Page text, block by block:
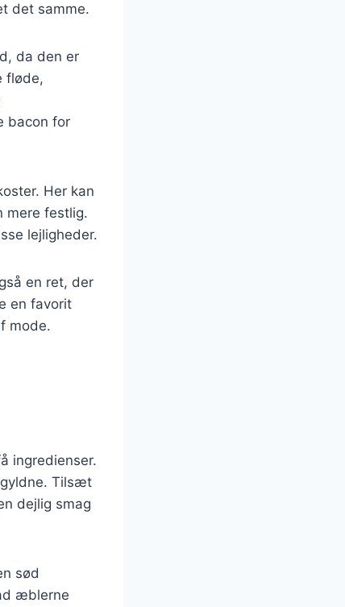
det samme.
da den er
fløde,
bacon for
Her kan
mere festlig.
lejligheder.
en ret, der
en favorit
mode.
ingredienser.
Tilsæt
dejlig smag
sød
æblerne